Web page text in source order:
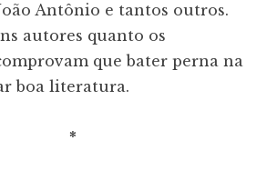
Antônio e tantos outros.
autores quanto os
que bater perna na
boa literatura.
*